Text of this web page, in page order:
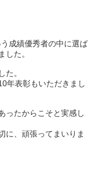
成績優秀者の中に選ば
した。
た。
年表彰もいただきまし
ったからこそと実感し
に、頑張ってまいりま